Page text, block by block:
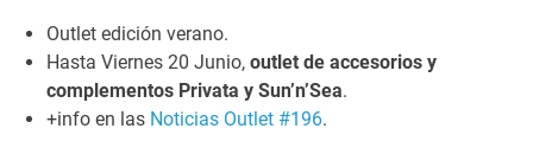
Outlet edición verano.
Hasta Viernes 20 Junio,outlet de accesorios y
complementos Privata y Sun’n’Sea.
+info en las Noticias Outlet #196.